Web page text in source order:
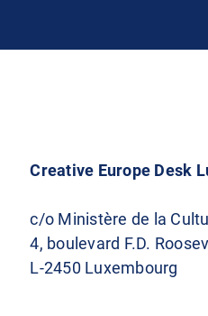
Creative Europe Desk
c/o Ministère de la
4, boulevard F.D.
L-2450 Luxembourg